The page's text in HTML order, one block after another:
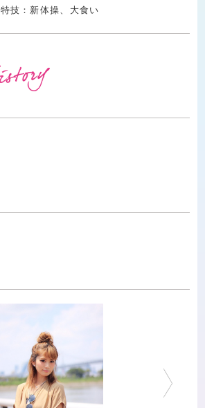
特技：新体操、大食い